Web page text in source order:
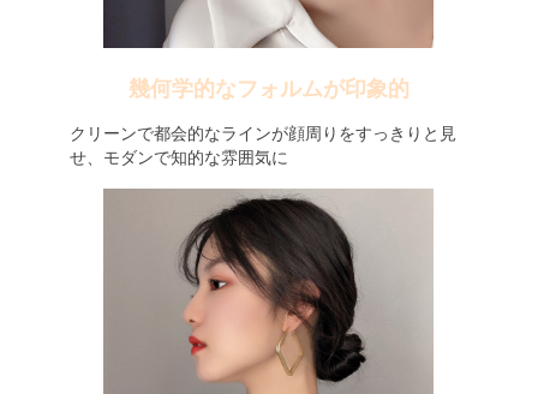
幾何学的なフォルムが印象的
クリーンで都会的なラインが顔周りをすっきりと見
せ、モダンで知的な雰囲気に